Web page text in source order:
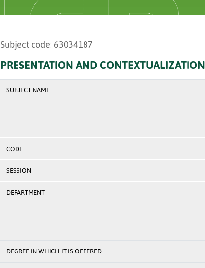
Subject code: 63034187
PRESENTATION AND CONTEXTUALIZATION
SUBJECT NAME
CODE
SESSION
DEPARTMENT
DEGREE IN WHICH IT IS OFFERED